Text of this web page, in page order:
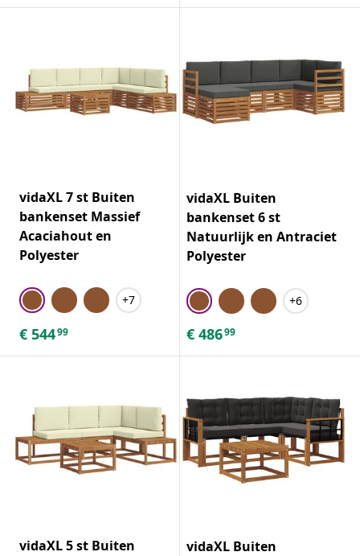
vidaXL 7 st Buiten
bankenset Massief
Acaciahout en
Polyester
+7
€ 54499
vidaXL Buiten
bankenset 6 st
Natuurlijk en Antraciet
Polyester
+6
€ 48699
vidaXL 5 st Buiten
vidaXL Buiten